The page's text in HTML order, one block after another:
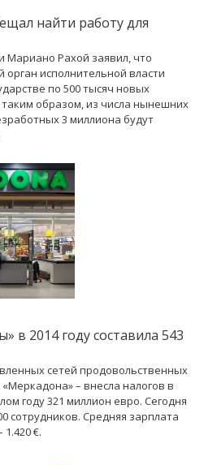
найти работу для
Мариано Рахой заявил, что
исполнительной власти
по 500 тысяч новых
образом, из числа нынешних
3 миллиона будут
в 2014 году составила 543
сетей продовольственных
– внесла налогов в
году 321 миллион евро. Сегодня
сотрудников. Средняя зарплата
€.